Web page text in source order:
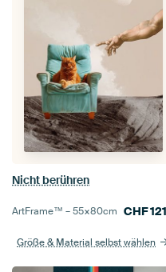
Nicht berühren
ArtFrame™ –55×80cm CHF
Größe & Material selbst wählen